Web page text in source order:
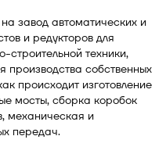
завод автоматических и
и редукторов для
строительной техники,
производства собственных
происходит изготовление
мосты, сборка коробок
механическая и
передач.